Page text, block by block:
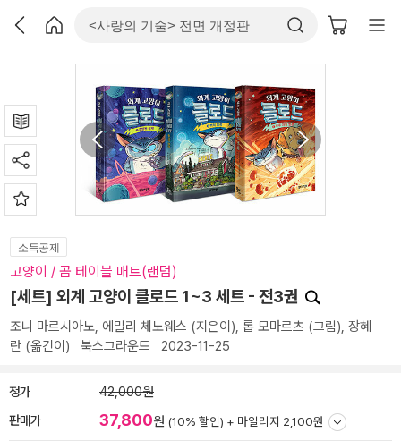
소득공제
고양이 / 곰 테이블 매트(랜덤)
[세트] 외계 고양이 클로드 1~3 세트 - 전3권
조니 마르시아노, 에밀리 체노웨스 (지은이), 롭 모마르츠 (그림), 장혜
란 (옮긴이) 북스그라운드 2023-11-25
정가 42,000원
판매가 37,800원 (10% 할인) + 마일리지 2,100원